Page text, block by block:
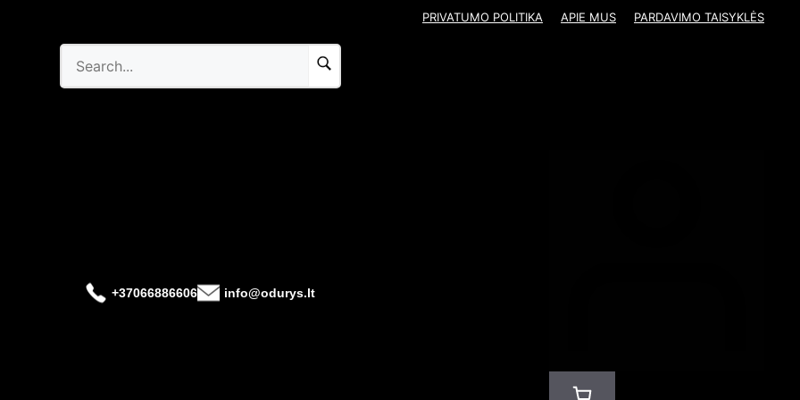
PRIVATUMO POLITIKA APIE MUS PARDAVIMO TAISYKLĖS
+37066886606 info@odurys.lt